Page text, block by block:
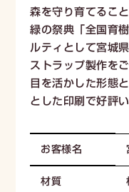
森を守り育てるこ
緑の祭典「全国育
ルティとして宮城
ストラップ製作を
目を活かした形態
とした印刷で好評
お客様名
材質